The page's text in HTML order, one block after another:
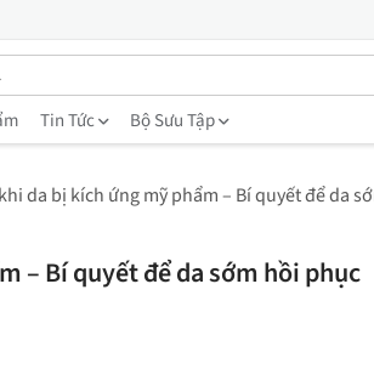
Tin Tức Bộ Sưu Tập
da bị kích ứng mỹ phẩm – Bí quyết để da
– Bí quyết để da sớm hồi phục